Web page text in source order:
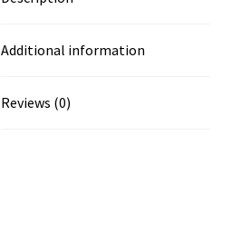
Additional information
Reviews (0)